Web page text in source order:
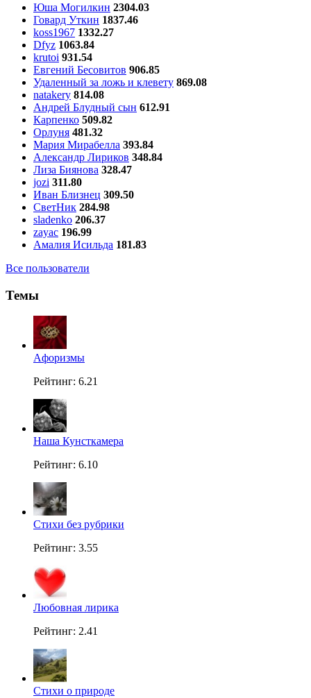
Юша Могилкин 2304.03
Говард Уткин 1837.46
koss1967 1332.27
Dfyz 1063.84
krutoi 931.54
Евгений Бесовитов 906.85
Удаленный за ложь и клевету 869.08
natakery 814.08
Андрей Блудный сын 612.91
Карпенко 509.82
Орлуня 481.32
Мария Мирабелла 393.84
Александр Лириков 348.84
Лиза Биянова 328.47
jozi 311.80
Иван Близнец 309.50
СветНик 284.98
sladenko 206.37
zayac 196.99
Амалия Исильда 181.83
Все пользователи
Темы
Aфоризмы
Рейтинг: 6.21
Наша Кунсткамера
Рейтинг: 6.10
Стихи без рубрики
Рейтинг: 3.55
Любовная лирика
Рейтинг: 2.41
Стихи о природе